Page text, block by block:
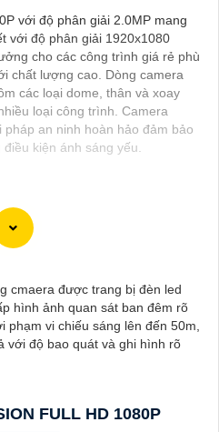
với độ phân giải 2.0MP mang
với độ phân giải 1920x1080
cho các công trình giá rẻ phù
chất lượng cao. Dòng camera
các loại dome, thân và xoay
loại công trình. Camera
pháp an ninh hoàn hảo đảm bảo
kiện ánh sáng yếu.
bản giới thiệu dành cho dự
đến quý vị dịch vụ lắp đặt
nghiệp cho dự án của quý vị.
vực lắp đặt camera an ninh,
tôi cam kết sẽ mang đến cho
đến là một trong những thương
cmaera được trang bị đèn led
hình ảnh quan sát ban đêm rõ
vi chiếu sáng lên đến 50m,
với độ bao quát và ghi hình rõ
FULL HD 1080P